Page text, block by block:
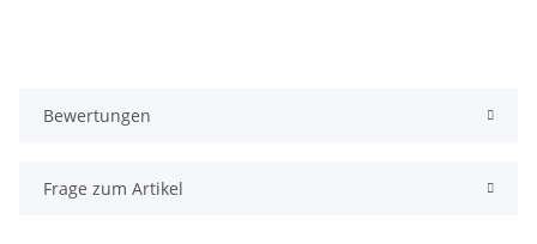
Bewertungen
Frage zum Artikel